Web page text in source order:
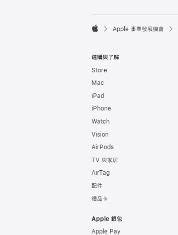

Apple 事業發展機會
選購與了解
Store
Mac
iPad
iPhone
Watch
Vision
AirPods
TV 與家居
AirTag
配件
禮品卡
Apple 銀包
Apple Pay